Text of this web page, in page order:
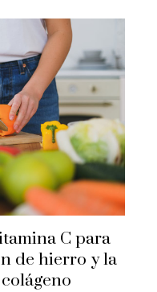
C para
de hierro y la